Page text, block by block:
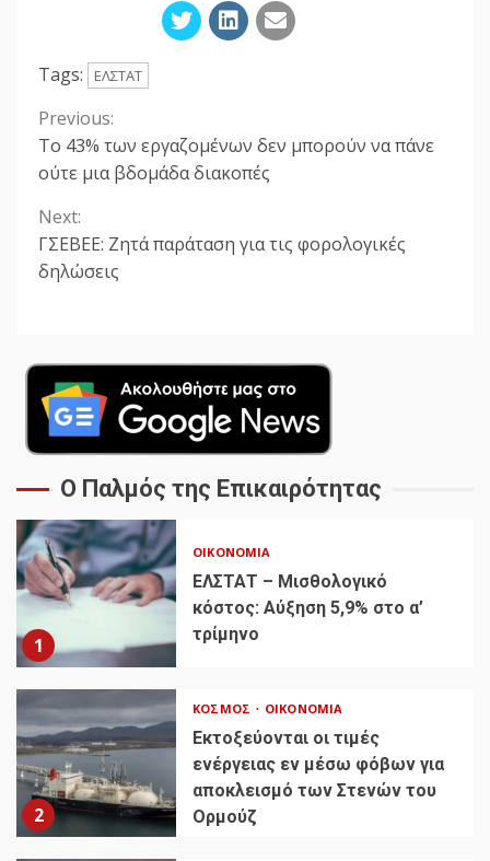
Tags: ΕΛΣΤΑΤ
Continue
Reading
Previous:
Το 43% των εργαζομένων δεν μπορούν να πάνε
ούτε μια βδομάδα διακοπές
Next:
ΓΣΕΒΕΕ: Ζητά παράταση για τις φορολογικές
δηλώσεις
Ο Παλμός της Επικαιρότητας
1
ΟΙΚΟΝΟΜΊΑ
ΕΛΣΤΑΤ – Μισθολογικό
κόστος: Αύξηση 5,9% στο α’
τρίμηνο
2
ΚΌΣΜΟΣ ΟΙΚΟΝΟΜΊΑ
Εκτοξεύονται οι τιμές
ενέργειας εν μέσω φόβων για
αποκλεισμό των Στενών του
Ορμούζ